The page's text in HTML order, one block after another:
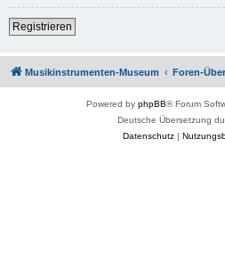
Registrieren
Musikinstrumenten-Museum Foren-
Powered by phpBB® Forum
Deutsche Übersetzung
Datenschutz|